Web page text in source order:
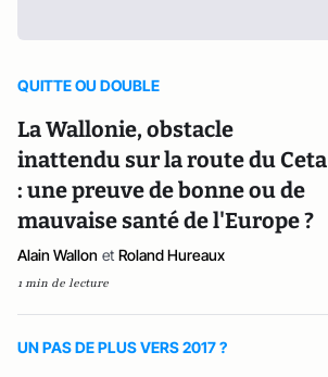
QUITTE OU DOUBLE
La Wallonie, obstacle
inattendu sur la route du Ceta
: une preuve de bonne ou de
mauvaise santé de l'Europe ?
Alain Wallon et Roland Hureaux
1 min de lecture
UN PAS DE PLUS VERS 2017 ?